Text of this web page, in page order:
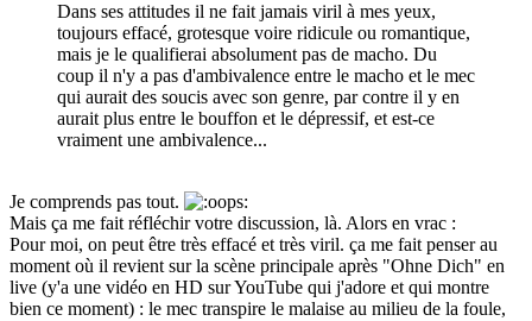
Dans ses attitudes il ne fait jamais viril à mes yeux,
toujours effacé, grotesque voire ridicule ou romantique,
mais je le qualifierai absolument pas de macho. Du
coup il n'y a pas d'ambivalence entre le macho et le mec
qui aurait des soucis avec son genre, par contre il y en
aurait plus entre le bouffon et le dépressif, et est-ce
vraiment une ambivalence...
Je comprends pas tout.
Mais ça me fait réfléchir votre discussion, là. Alors en vrac :
Pour moi, on peut être très effacé et très viril. ça me fait penser au
moment où il revient sur la scène principale après "Ohne Dich" en
live (y'a une vidéo en HD sur YouTube qui j'adore et qui montre
bien ce moment) : le mec transpire le malaise au milieu de la foule,